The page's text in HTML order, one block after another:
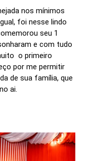
nos mínimos
foi nesse lindo
seu 1
e com tudo
o primeiro
por me permitir
de sua família, que
ai.